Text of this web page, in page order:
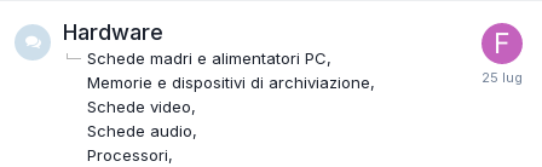
Hardware
Schede madri e alimentatori PC
Memorie e dispositivi di archiviazione
Schede video
Schede audio
Processori